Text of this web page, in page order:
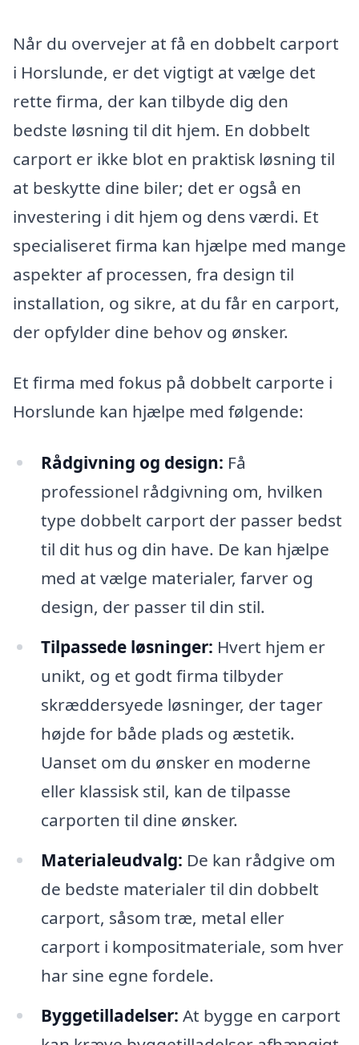
Når du overvejer at få en dobbelt carport
i Horslunde, er det vigtigt at vælge det
rette firma, der kan tilbyde dig den
bedste løsning til dit hjem. En dobbelt
carport er ikke blot en praktisk løsning til
at beskytte dine biler; det er også en
investering i dit hjem og dens værdi. Et
specialiseret firma kan hjælpe med mange
aspekter af processen, fra design til
installation, og sikre, at du får en carport,
der opfylder dine behov og ønsker.
Et firma med fokus på dobbelt carporte i
Horslunde kan hjælpe med følgende:
Rådgivning og design: Få
professionel rådgivning om, hvilken
type dobbelt carport der passer bedst
til dit hus og din have. De kan hjælpe
med at vælge materialer, farver og
design, der passer til din stil.
Tilpassede løsninger: Hvert hjem er
unikt, og et godt firma tilbyder
skræddersyede løsninger, der tager
højde for både plads og æstetik.
Uanset om du ønsker en moderne
eller klassisk stil, kan de tilpasse
carporten til dine ønsker.
Materialeudvalg: De kan rådgive om
de bedste materialer til din dobbelt
carport, såsom træ, metal eller
carport i kompositmateriale, som hver
har sine egne fordele.
Byggetilladelser: At bygge en carport